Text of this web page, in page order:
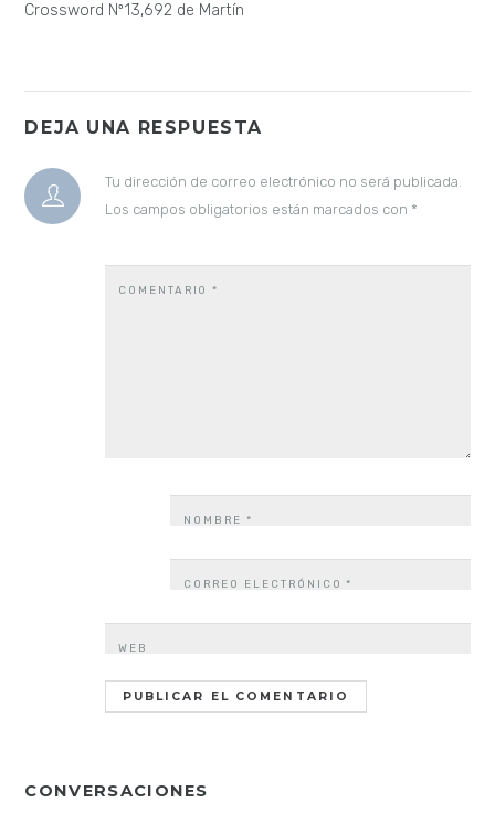
Crossword Nº13,692 de Martín
DEJA UNA RESPUESTA
Tu dirección de correo electrónico no será publicada.
Los campos obligatorios están marcados con *
COMENTARIO*
NOMBRE*
CORREO ELECTRÓNICO*
WEB
CONVERSACIONES